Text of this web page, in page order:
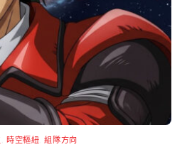
時空樞紐 ,組隊方向